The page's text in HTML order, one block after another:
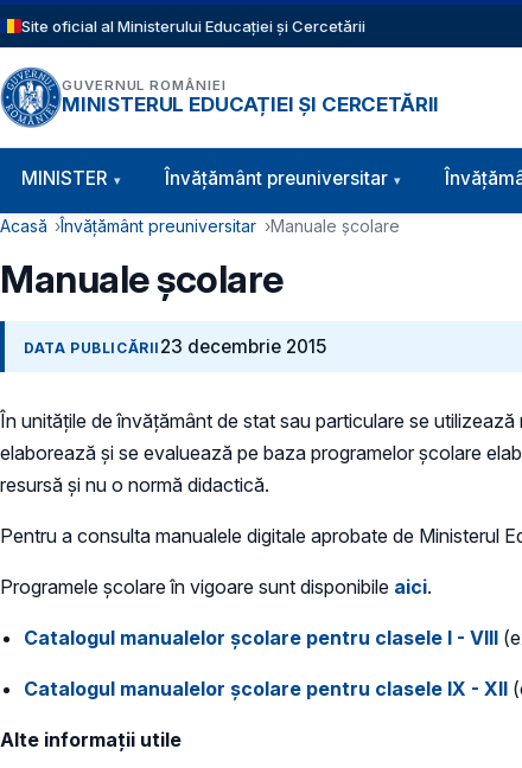
Sari la conținutul principal
Site oficial al Ministerului Educației și Cercetării
GUVERNUL ROMÂNIEI
MINISTERUL EDUCAȚIEI ȘI CERCETĂRII
Navigație principală
MINISTER Învăţământ preuniversitar
Cale de navigare
Acasă Învățământ preuniversitar Manuale școlare
Manuale școlare
DATA PUBLICĂRII 23 decembrie 2015
În unităţile de învăţământ de stat sau particulare se
elaborează şi se evaluează pe baza programelor şcolare
resursă și nu o normă didactică.
Pentru a consulta manualele digitale aprobate de Ministerul
Programele şcolare în vigoare sunt disponibile aici.
Catalogul manualelor şcolare pentru clasele I - VIII
Catalogul manualelor şcolare pentru clasele IX - XII
Alte informații utile